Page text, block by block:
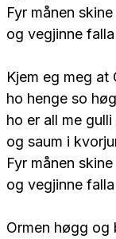
Fyr månen skine
og vegjinne
Kjem eg meg at
ho henge so
ho er all me gulli
og saum i
Fyr månen skine
og vegjinne
Ormen høgg og